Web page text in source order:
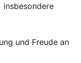
insbesondere
und Freude an